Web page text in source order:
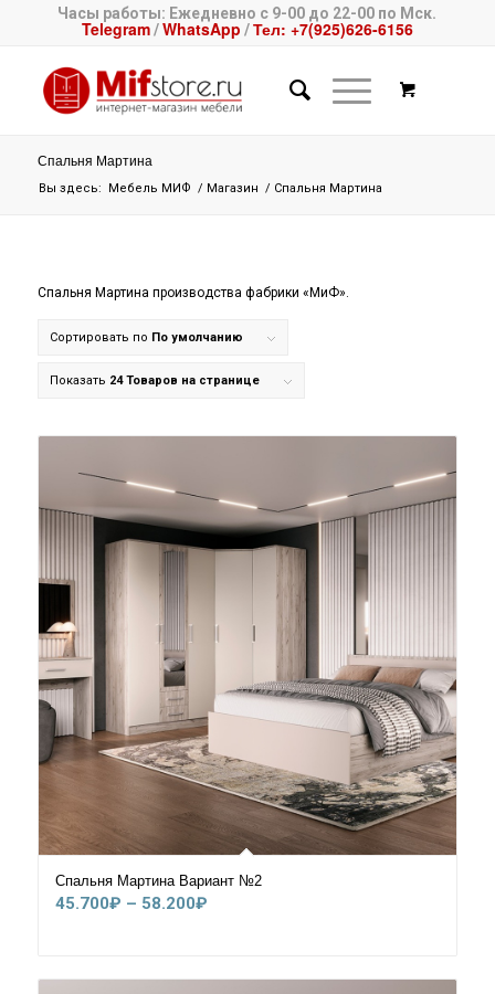
Часы работы: Ежедневно с 9-00 до 22-00 по Мск.
Telegram/WhatsApp /Тел: +7(925)626-6156
Спальня Мартина
Вы здесь: Мебель МИФ / Магазин / Спальня Мартина
Спальня Мартина производства фабрики «МиФ».
Сортировать по По умолчанию
Показать 24 Товаров на странице
Спальня Мартина Вариант №2
45.700₽ – 58.200₽Диапазон
–